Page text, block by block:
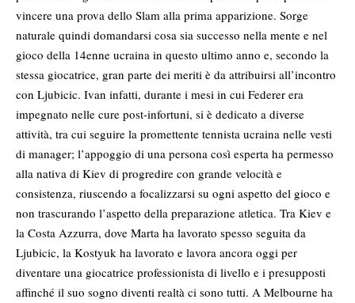
vincere una prova dello Slam alla prima apparizione. Sorge
naturale quindi domandarsi cosa sia successo nella mente e nel
gioco della 14enne ucraina in questo ultimo anno e, secondo la
stessa giocatrice, gran parte dei meriti è da attribuirsi all’incontro
con Ljubicic. Ivan infatti, durante i mesi in cui Federer era
impegnato nelle cure post-infortuni, si è dedicato a diverse
attività, tra cui seguire la promettente tennista ucraina nelle vesti
di manager; l’appoggio di una persona così esperta ha permesso
alla nativa di Kiev di progredire con grande velocità e
consistenza, riuscendo a focalizzarsi su ogni aspetto del gioco e
non trascurando l’aspetto della preparazione atletica. Tra Kiev e
la Costa Azzurra, dove Marta ha lavorato spesso seguita da
Ljubicic, la Kostyuk ha lavorato e lavora ancora oggi per
diventare una giocatrice professionista di livello e i presupposti
affinché il suo sogno diventi realtà ci sono tutti. A Melbourne ha